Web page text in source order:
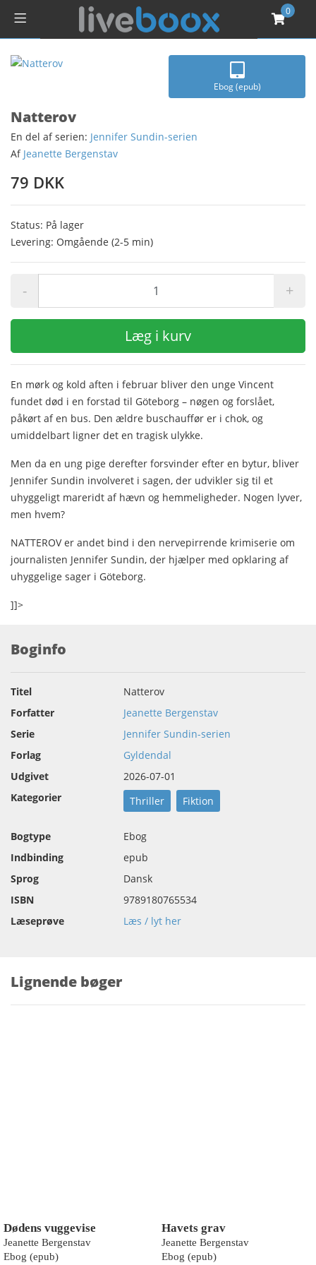
0
Ebog (epub)
Natterov
En del af serien: Jennifer Sundin-serien
Af Jeanette Bergenstav
79 DKK
Status: På lager
Levering: Omgående (2-5 min)
- +
Læg i kurv
En mørk og kold aften i februar bliver den unge Vincent
fundet død i en forstad til Göteborg – nøgen og forslået,
påkørt af en bus. Den ældre buschauffør er i chok, og
umiddelbart ligner det en tragisk ulykke.
Men da en ung pige derefter forsvinder efter en bytur, bliver
Jennifer Sundin involveret i sagen, der udvikler sig til et
uhyggeligt mareridt af hævn og hemmeligheder. Nogen lyver,
men hvem?
NATTEROV er andet bind i den nervepirrende krimiserie om
journalisten Jennifer Sundin, der hjælper med opklaring af
uhyggelige sager i Göteborg.
]]>
Boginfo
Titel
Natterov
Forfatter
Jeanette Bergenstav
Serie
Jennifer Sundin-serien
Forlag
Gyldendal
Udgivet
2026-07-01
Kategorier
Thriller Fiktion
Bogtype
Ebog
Indbinding
epub
Sprog
Dansk
ISBN
9789180765534
Læseprøve
Læs / lyt her
Lignende bøger
Dødens vuggevise
Jeanette Bergenstav
Ebog (epub)
Havets grav
Jeanette Bergenstav
Ebog (epub)